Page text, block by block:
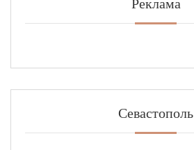
Севастополь